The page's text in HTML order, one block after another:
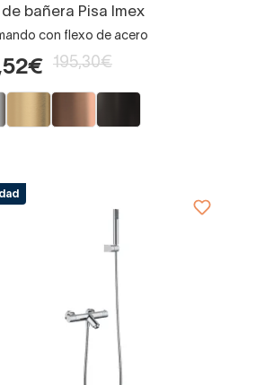
bañera Pisa Imex
con flexo de acero
195,30€